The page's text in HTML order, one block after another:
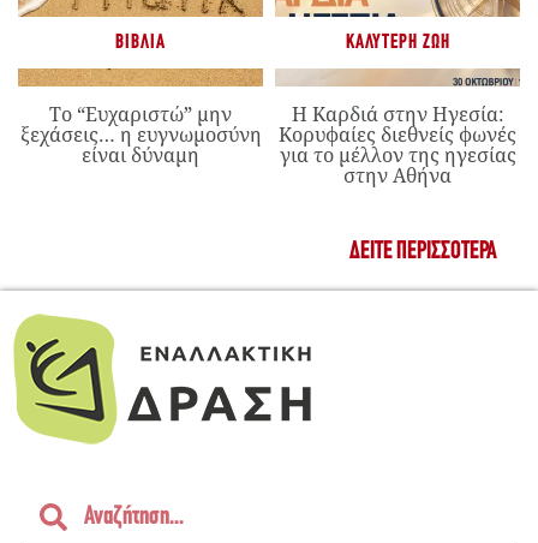
ΒΙΒΛΊΑ
Το “Ευχαριστώ” μην
ξεχάσεις… η ευγνωμοσύνη
είναι δύναμη
ΚΑΛΎΤΕΡΗ ΖΩΉ
Η Καρδιά στην Ηγεσία:
Κορυφαίες διεθνείς φωνές
για το μέλλον της ηγεσίας
στην Αθήνα
ΔΕΊΤΕ ΠΕΡΙΣΣΌΤΕΡΑ